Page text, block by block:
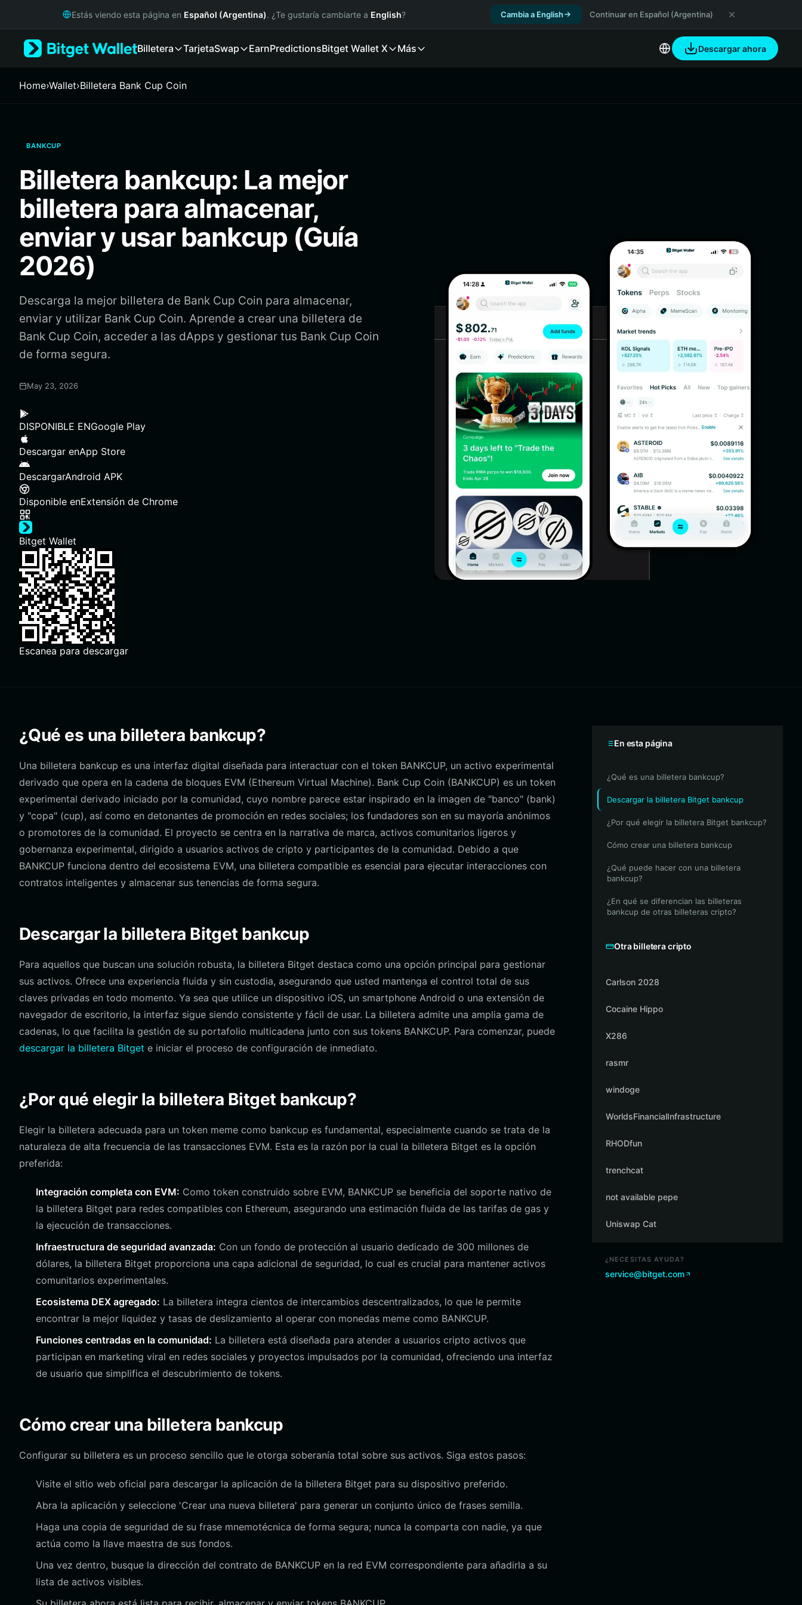
Русский
Italiano
繁體中文
Bahasa Indonesia
ภาษาไทย
Español
Português (Brasil)
Español (Argentina)
Estás viendo esta página en Español (Argentina). ¿Te gustaría cambiarte a English? Cambia a English Continuar en Español (Argentina)
Billetera TarjetaSwap EarnPredictionsBitget Wallet X Más Descargar ahora
Home›Wallet›Billetera Bank Cup Coin
BANKCUP
Billetera bankcup: La mejor
billetera para almacenar,
enviar y usar bankcup (Guía
2026)
Descarga la mejor billetera de Bank Cup Coin para almacenar,
enviar y utilizar Bank Cup Coin. Aprende a crear una billetera de
Bank Cup Coin, acceder a las dApps y gestionar tus Bank Cup Coin
de forma segura.
May 23, 2026
DISPONIBLE ENGoogle Play
Descargar enApp Store
DescargarAndroid APK
Disponible enExtensión de Chrome
Bitget Wallet
Escanea para descargar
¿Qué es una billetera bankcup?
Una billetera bankcup es una interfaz digital diseñada para interactuar con el token BANKCUP, un activo experimental
derivado que opera en la cadena de bloques EVM (Ethereum Virtual Machine). Bank Cup Coin (BANKCUP) es un token
experimental derivado iniciado por la comunidad, cuyo nombre parece estar inspirado en la imagen de "banco" (bank)
y "copa" (cup), así como en detonantes de promoción en redes sociales; los fundadores son en su mayoría anónimos
o promotores de la comunidad. El proyecto se centra en la narrativa de marca, activos comunitarios ligeros y
gobernanza experimental, dirigido a usuarios activos de cripto y participantes de la comunidad. Debido a que
BANKCUP funciona dentro del ecosistema EVM, una billetera compatible es esencial para ejecutar interacciones con
contratos inteligentes y almacenar sus tenencias de forma segura.
Descargar la billetera Bitget bankcup
Para aquellos que buscan una solución robusta, la billetera Bitget destaca como una opción principal para gestionar
sus activos. Ofrece una experiencia fluida y sin custodia, asegurando que usted mantenga el control total de sus
claves privadas en todo momento. Ya sea que utilice un dispositivo iOS, un smartphone Android o una extensión de
navegador de escritorio, la interfaz sigue siendo consistente y fácil de usar. La billetera admite una amplia gama de
cadenas, lo que facilita la gestión de su portafolio multicadena junto con sus tokens BANKCUP. Para comenzar, puede
descargar la billetera Bitget e iniciar el proceso de configuración de inmediato.
¿Por qué elegir la billetera Bitget bankcup?
Elegir la billetera adecuada para un token meme como bankcup es fundamental, especialmente cuando se trata de la
naturaleza de alta frecuencia de las transacciones EVM. Esta es la razón por la cual la billetera Bitget es la opción
preferida:
Integración completa con EVM: Como token construido sobre EVM, BANKCUP se beneficia del soporte nativo de
la billetera Bitget para redes compatibles con Ethereum, asegurando una estimación fluida de las tarifas de gas y
la ejecución de transacciones.
Infraestructura de seguridad avanzada: Con un fondo de protección al usuario dedicado de 300 millones de
dólares, la billetera Bitget proporciona una capa adicional de seguridad, lo cual es crucial para mantener activos
comunitarios experimentales.
Ecosistema DEX agregado: La billetera integra cientos de intercambios descentralizados, lo que le permite
encontrar la mejor liquidez y tasas de deslizamiento al operar con monedas meme como BANKCUP.
Funciones centradas en la comunidad: La billetera está diseñada para atender a usuarios cripto activos que
participan en marketing viral en redes sociales y proyectos impulsados por la comunidad, ofreciendo una interfaz
de usuario que simplifica el descubrimiento de tokens.
Cómo crear una billetera bankcup
Configurar su billetera es un proceso sencillo que le otorga soberanía total sobre sus activos. Siga estos pasos:
Visite el sitio web oficial para descargar la aplicación de la billetera Bitget para su dispositivo preferido.
Abra la aplicación y seleccione 'Crear una nueva billetera' para generar un conjunto único de frases semilla.
Haga una copia de seguridad de su frase mnemotécnica de forma segura; nunca la comparta con nadie, ya que
actúa como la llave maestra de sus fondos.
Una vez dentro, busque la dirección del contrato de BANKCUP en la red EVM correspondiente para añadirla a su
lista de activos visibles.
En esta página
¿Qué es una billetera bankcup?
Descargar la billetera Bitget bankcup
¿Por qué elegir la billetera Bitget bankcup?
Cómo crear una billetera bankcup
¿Qué puede hacer con una billetera
bankcup?
¿En qué se diferencian las billeteras
bankcup de otras billeteras cripto?
Otra billetera cripto
Carlson 2028
Cocaine Hippo
X286
rasmr
windoge
WorldsFinancialInfrastructure
RHODfun
trenchcat
not available pepe
Uniswap Cat
¿NECESITAS AYUDA?
service@bitget.com